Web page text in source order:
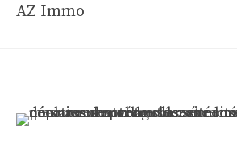
AllerAZ Immo